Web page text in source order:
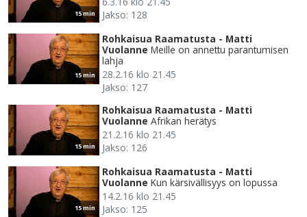
15 min
Jakso: 128
15 min
Rohkaisua Raamatusta - Matti
Vuolanne Meille on annettu parantumisen
lahja
28.2.16 klo 21.45
Jakso: 127
15 min
Rohkaisua Raamatusta - Matti
Vuolanne Afrikan herätys
21.2.16 klo 21.45
Jakso: 126
15 min
Rohkaisua Raamatusta - Matti
Vuolanne Kun kärsivällisyys on lopussa
14.2.16 klo 21.45
Jakso: 125